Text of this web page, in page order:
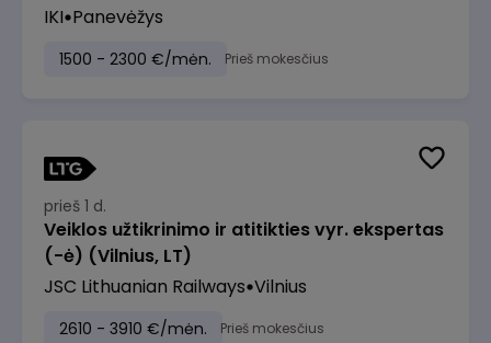
IKI Panevėžys
1500 - 2300 €/mėn. Prieš mokesčius
prieš 1 d.
Veiklos užtikrinimo ir atitikties vyr. ekspertas
(-ė) (Vilnius, LT)
JSC Lithuanian Railways Vilnius
2610 - 3910 €/mėn. Prieš mokesčius